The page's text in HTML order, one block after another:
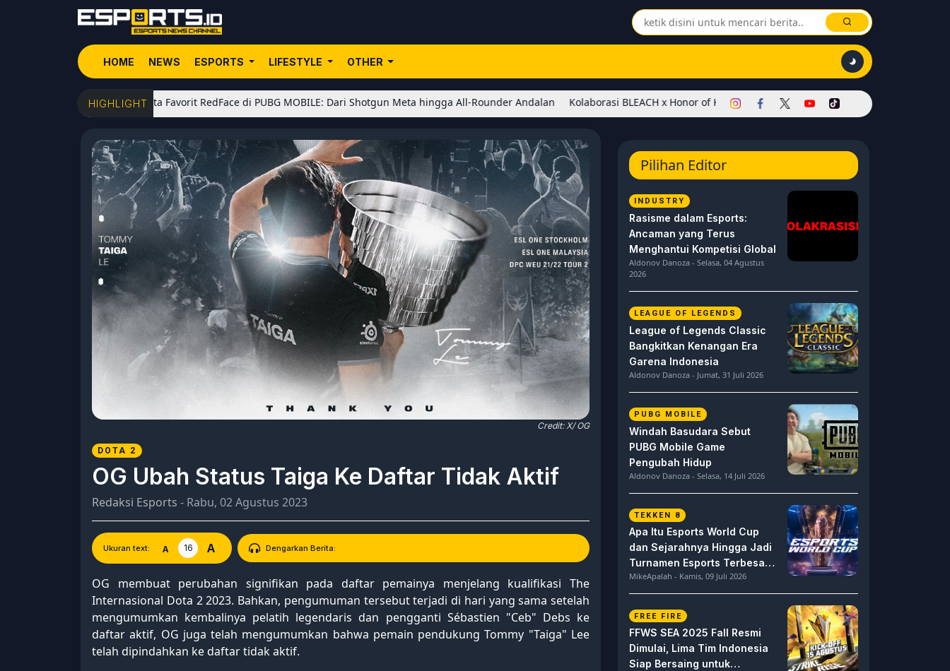
HOME NEWS ESPORTS LIFESTYLE OTHER
HIGHLIGHT
5 Senjata Favorit RedFace di PUBG MOBILE: Dari Shotgun Meta hingga All-Rounder Andalan Kolaborasi BLEACH x Honor of Kings Dimulai! Hadirkan Skin Soul Reaper, Mode Khusus, dan
Credit: X/ OG
DOTA 2
OG Ubah Status Taiga Ke Daftar Tidak Aktif
Redaksi Esports - Rabu, 02 Agustus 2023
Ukuran text: A 16 A Dengarkan Berita:
OG membuat perubahan signifikan pada daftar pemainya menjelang kualifikasi The
Internasional Dota 2 2023. Bahkan, pengumuman tersebut terjadi di hari yang sama setelah
mengumumkan kembalinya pelatih legendaris dan pengganti Sébastien "Ceb" Debs ke
daftar aktif, OG juga telah mengumumkan bahwa pemain pendukung Tommy "Taiga" Lee
telah dipindahkan ke daftar tidak aktif.
Pilihan Editor
INDUSTRY
Rasisme dalam Esports:
Ancaman yang Terus
Menghantui Kompetisi Global
Aldonov Danoza - Selasa, 04 Agustus
2026
LEAGUE OF LEGENDS
League of Legends Classic
Bangkitkan Kenangan Era
Garena Indonesia
Aldonov Danoza - Jumat, 31 Juli 2026
PUBG MOBILE
Windah Basudara Sebut
PUBG Mobile Game
Pengubah Hidup
Aldonov Danoza - Selasa, 14 Juli 2026
TEKKEN 8
Apa Itu Esports World Cup
dan Sejarahnya Hingga Jadi
Turnamen Esports Terbesar
di Dunia
MikeApalah - Kamis, 09 Juli 2026
FREE FIRE
FFWS SEA 2025 Fall Resmi
Dimulai, Lima Tim Indonesia
Siap Bersaing untuk